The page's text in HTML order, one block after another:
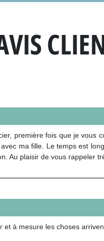
première fois que je vous
ma fille. Le temps est
Au plaisir de vous rappeler
et à mesure les choses